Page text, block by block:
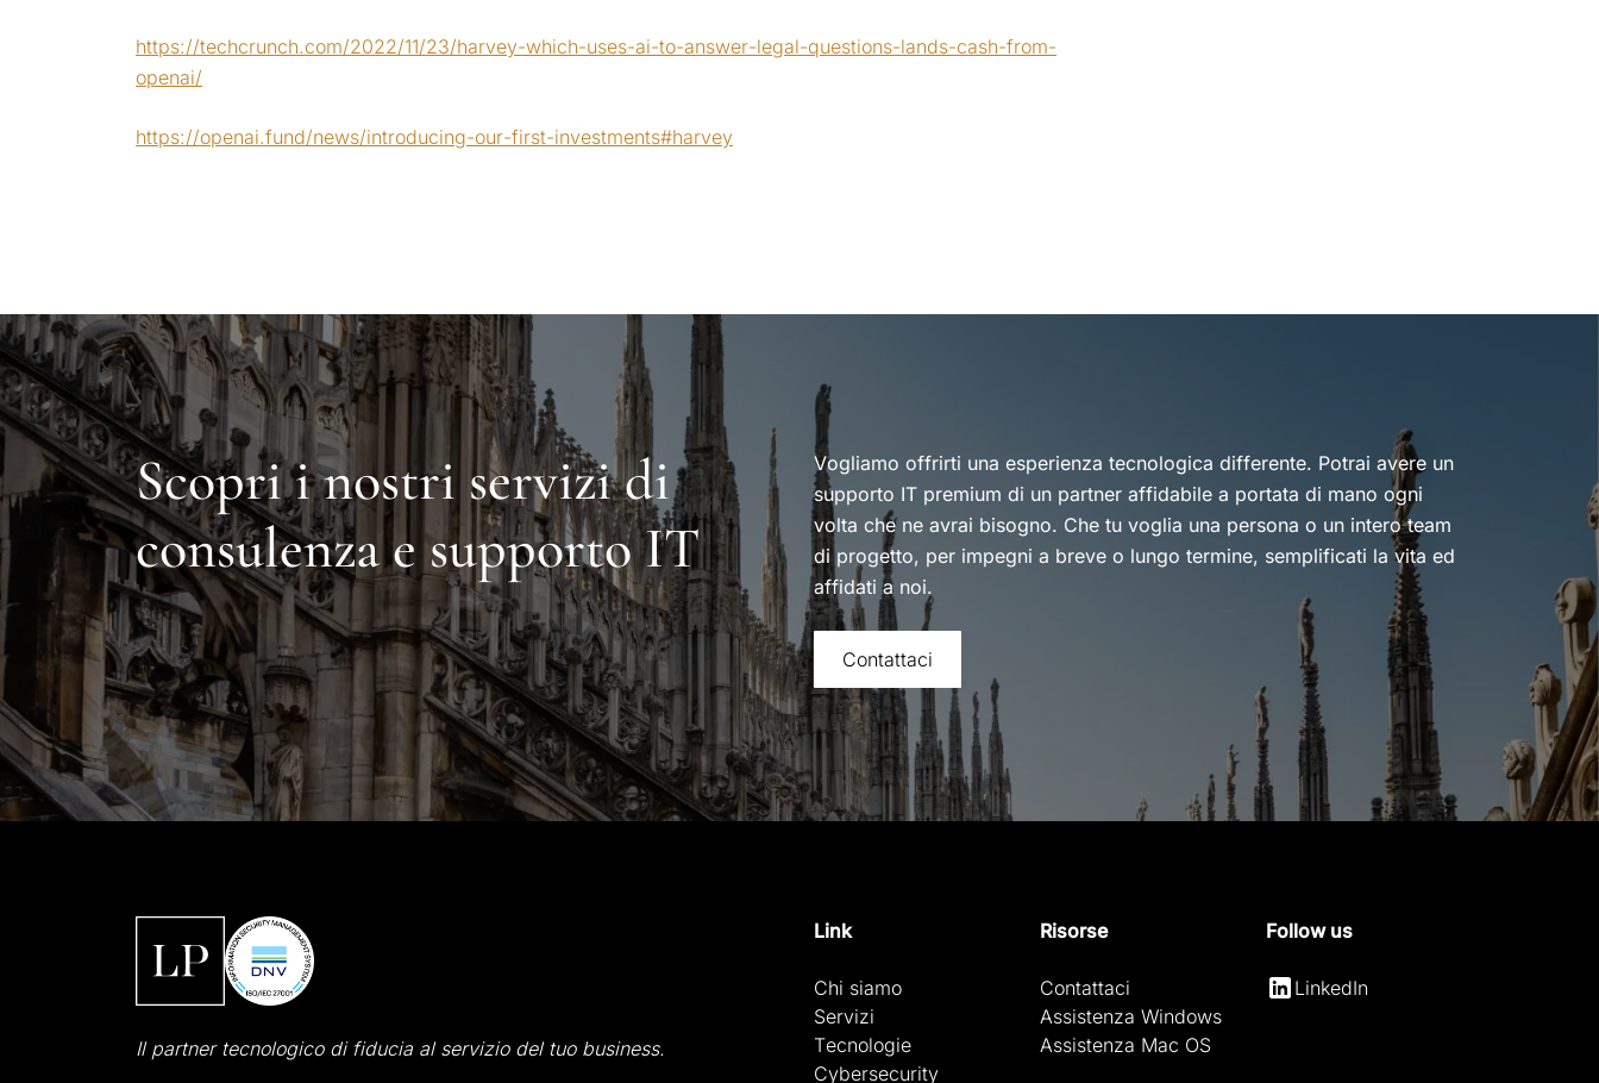
https://techcrunch.com/2022/11/23/harvey-which-uses-ai-to-answer-legal-questions-lands-cash-from-
openai/
https://openai.fund/news/introducing-our-first-investments#harvey
Scopri i nostri servizi di
consulenza e supporto IT
Vogliamo offrirti una esperienza tecnologica differente. Potrai avere un
supporto IT premium di un partner affidabile a portata di mano ogni
volta che ne avrai bisogno. Che tu voglia una persona o un intero team
di progetto, per impegni a breve o lungo termine, semplificati la vita ed
affidati a noi.
Contattaci
Il partner tecnologico di fiducia al servizio del tuo business.
Link
Chi siamo
Servizi
Tecnologie
Cybersecurity
Risorse
Contattaci
Assistenza Windows
Assistenza Mac OS
Follow us
LinkedIn